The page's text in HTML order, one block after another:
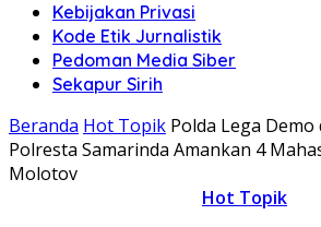
Kebijakan Privasi
Kode Etik Jurnalistik
Pedoman Media Siber
Sekapur Sirih
Beranda Hot Topik Polda Lega
Polresta Samarinda Amankan 4
Molotov
Hot Topik